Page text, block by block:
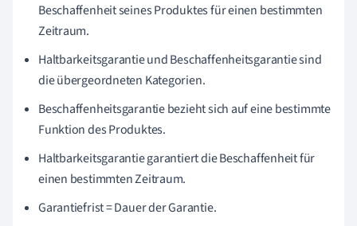
Beschaffenheit seines Produktes für einen bestimmten
Zeitraum.
Haltbarkeitsgarantie und Beschaffenheitsgarantie sind
die übergeordneten Kategorien.
Beschaffenheitsgarantie bezieht sich auf eine bestimmte
Funktion des Produktes.
Haltbarkeitsgarantie garantiert die Beschaffenheit für
einen bestimmten Zeitraum.
Garantiefrist = Dauer der Garantie.